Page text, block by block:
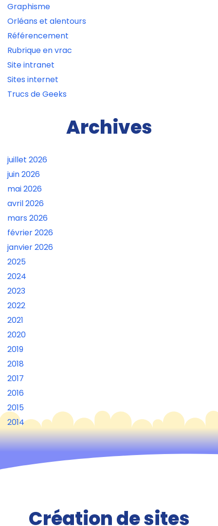
Graphisme
Orléans et alentours
Référencement
Rubrique en vrac
Site intranet
Sites internet
Trucs de Geeks
Archives
juillet 2026
juin 2026
mai 2026
avril 2026
mars 2026
février 2026
janvier 2026
2025
2024
2023
2022
2021
2020
2019
2018
2017
2016
2015
2014
Création de sites